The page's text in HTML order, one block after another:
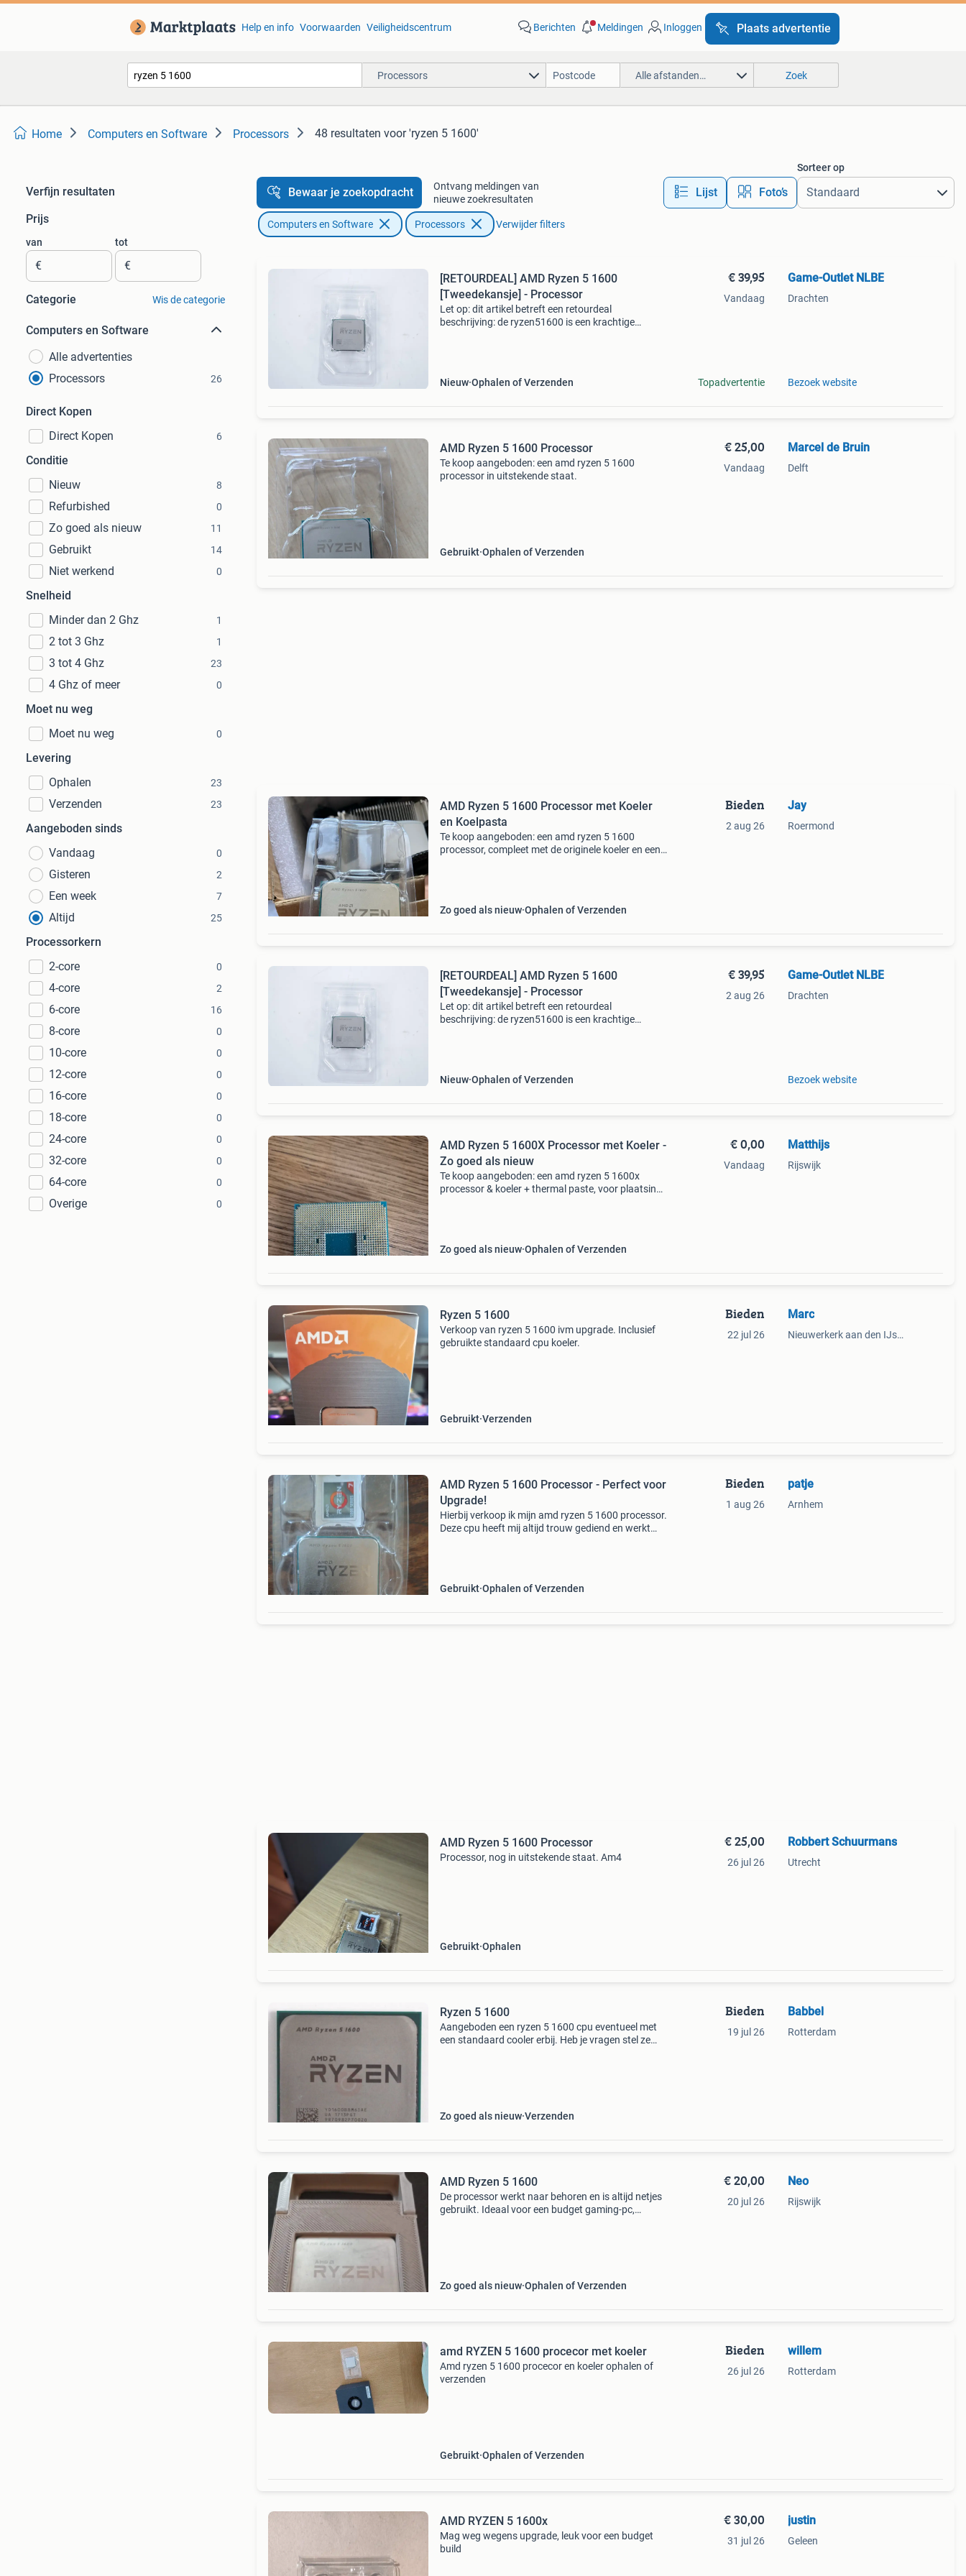
Help en info Voorwaarden Veiligheidscentrum Berichten Meldingen Inloggen Plaats advertentie
Processors Alle afstanden… Zoek
Home Computers en Software Processors 48 resultaten voor 'ryzen 5 1600'
Verfijn resultaten
Prijs
van
€
tot
€
Categorie Wis de categorie
Computers en Software
Alle advertenties
Processors
26
Direct Kopen
Direct Kopen
6
Conditie
Nieuw
8
Refurbished 0
Zo goed als nieuw 11
Gebruikt 14
Niet werkend 0
Snelheid
Minder dan 2 Ghz
1
2 tot 3 Ghz 1
3 tot 4 Ghz 23
4 Ghz of meer 0
Moet nu weg
Moet nu weg
0
Levering
Ophalen
23
Verzenden 23
Aangeboden sinds
Vandaag
0
Gisteren 2
Een week 7
Altijd 25
Processorkern
2-core
0
4-core 2
6-core 16
8-core 0
10-core 0
12-core 0
16-core 0
18-core 0
24-core 0
32-core 0
64-core 0
Overige 0
Bewaar je zoekopdracht
Ontvang meldingen van
nieuwe zoekresultaten
Lijst Foto’s
Sorteer op
Computers en Software Processors Verwijder filters
[RETOURDEAL] AMD Ryzen 5 1600
[Tweedekansje] - Processor
Let op: dit artikel betreft een retourdeal
beschrijving: de ryzen51600 is een krachtige
Nieuw Ophalen of Verzenden
€ 39,95
Vandaag
Topadvertentie
Game-Outlet NLBE
Drachten
Bezoek website
AMD Ryzen 5 1600 Processor
Te koop aangeboden: een amd ryzen 5 1600
processor in uitstekende staat.
Gebruikt Ophalen of Verzenden
€ 25,00
Vandaag
Marcel de Bruin
Delft
AMD Ryzen 5 1600 Processor met Koeler
en Koelpasta
Te koop aangeboden: een amd ryzen 5 1600
processor, compleet met de originele koeler en een
Zo goed als nieuw Ophalen of Verzenden
Bieden
2 aug 26
Jay
Roermond
[RETOURDEAL] AMD Ryzen 5 1600
[Tweedekansje] - Processor
Let op: dit artikel betreft een retourdeal
beschrijving: de ryzen51600 is een krachtige
Nieuw Ophalen of Verzenden
€ 39,95
2 aug 26
Game-Outlet NLBE
Drachten
Bezoek website
AMD Ryzen 5 1600X Processor met Koeler -
Zo goed als nieuw
Te koop aangeboden: een amd ryzen 5 1600x
processor & koeler + thermal paste, voor plaatsing
Zo goed als nieuw Ophalen of Verzenden
€ 0,00
Vandaag
Matthijs
Rijswijk
Ryzen 5 1600
Verkoop van ryzen 5 1600 ivm upgrade. Inclusief
gebruikte standaard cpu koeler.
Gebruikt Verzenden
Bieden
22 jul 26
Marc
Nieuwerkerk aan den IJssel
AMD Ryzen 5 1600 Processor - Perfect voor
Upgrade!
Hierbij verkoop ik mijn amd ryzen 5 1600 processor.
Deze cpu heeft mij altijd trouw gediend en werkt
Gebruikt Ophalen of Verzenden
Bieden
1 aug 26
patje
Arnhem
AMD Ryzen 5 1600 Processor
Processor, nog in uitstekende staat. Am4
Gebruikt Ophalen
€ 25,00
26 jul 26
Robbert Schuurmans
Utrecht
Ryzen 5 1600
Aangeboden een ryzen 5 1600 cpu eventueel met
een standaard cooler erbij. Heb je vragen stel ze
Zo goed als nieuw Verzenden
Bieden
19 jul 26
Babbel
Rotterdam
AMD Ryzen 5 1600
De processor werkt naar behoren en is altijd netjes
gebruikt. Ideaal voor een budget gaming-pc,
Zo goed als nieuw Ophalen of Verzenden
€ 20,00
20 jul 26
Neo
Rijswijk
amd RYZEN 5 1600 procecor met koeler
Amd ryzen 5 1600 procecor en koeler ophalen of
verzenden
Gebruikt Ophalen of Verzenden
Bieden
26 jul 26
willem
Rotterdam
AMD RYZEN 5 1600x
Mag weg wegens upgrade, leuk voor een budget
build
€ 30,00
31 jul 26
justin
Geleen